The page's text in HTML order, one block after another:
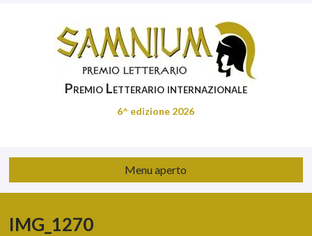
Premio Letterario internazionale
6^ edizione 2026
Menu aperto
IMG_1270